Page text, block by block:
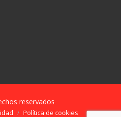
reservados
Política de cookies